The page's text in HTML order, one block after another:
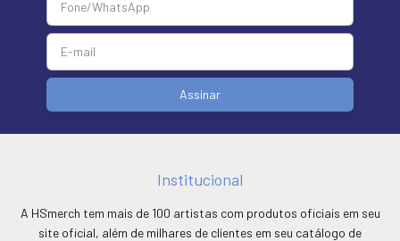
Institucional
A HSmerch tem mais de 100 artistas com produtos oficiais em seu
site oficial, além de milhares de clientes em seu catálogo de